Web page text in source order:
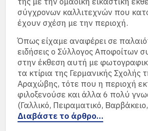
σύγχρονων καλλιτεχνών που
έχουν σχέση με την περιοχή.
Όπως είχαμε αναφέρει σε
ειδήσεις ο Σύλλογος Αποφοίτων
στην έκθεση αυτή με
τα κτίρια της Γερμανικής Σχολής
Αραχώβης, τότε που η περιοχή
φιλοξενούσε και άλλα 6 πολύ
(Γαλλικό, Πειραματικό,
Διαβάστε το άρθρο…